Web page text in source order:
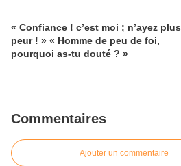
« Confiance ! c’est moi ; n’ayez plus
peur ! » « Homme de peu de foi,
pourquoi as-tu douté ? »
Commentaires
Ajouter un commentaire